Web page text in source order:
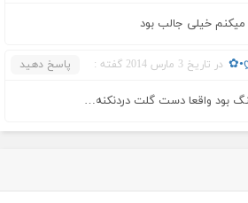
میکنم خیلی جالب بود
در تاریخ 3 مارس 2014 گفته : پاسخ دهید
بود واقعا دست گلت دردنکنه…